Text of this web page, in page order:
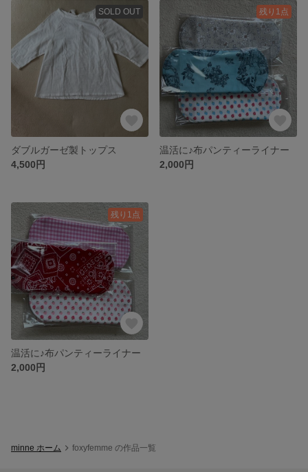
SOLD OUT
ダブルガーゼ製トップス
4,500円
残り1点
温活に♪布パンティーライナー
2,000円
残り1点
温活に♪布パンティーライナー
2,000円
minne ホーム foxyfemme の作品一覧